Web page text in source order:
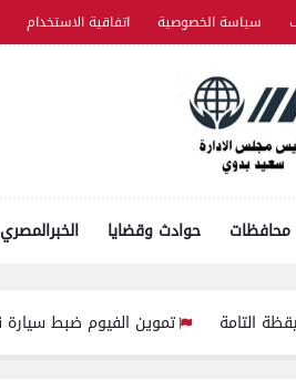
سياسة الخصوصية اتفاقية الاستخدام
محافظات حوادث وقضايا الخبرالمصري Tv
تموين الفيوم ضبط سيارة نقل محملة بـ 1750 كيلو جبنة مجهولة المصدر وغير صالحة للاستهلاك الآدمي